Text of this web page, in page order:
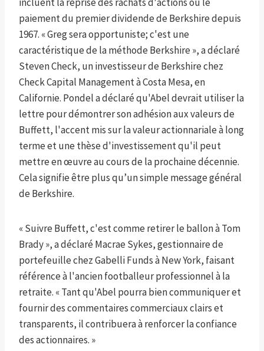
incluent la reprise des rachats d'actions ou le
paiement du premier dividende de Berkshire depuis
1967. « Greg sera opportuniste; c'est une
caractéristique de la méthode Berkshire », a déclaré
Steven Check, un investisseur de Berkshire chez
Check Capital Management à Costa Mesa, en
Californie. Pondel a déclaré qu'Abel devrait utiliser la
lettre pour démontrer son adhésion aux valeurs de
Buffett, l'accent mis sur la valeur actionnariale à long
terme et une thèse d'investissement qu'il peut
mettre en œuvre au cours de la prochaine décennie.
Cela signifie être plus qu’un simple message général
de Berkshire.
« Suivre Buffett, c'est comme retirer le ballon à Tom
Brady », a déclaré Macrae Sykes, gestionnaire de
portefeuille chez Gabelli Funds à New York, faisant
référence à l'ancien footballeur professionnel à la
retraite. « Tant qu'Abel pourra bien communiquer et
fournir des commentaires commerciaux clairs et
transparents, il contribuera à renforcer la confiance
des actionnaires. »